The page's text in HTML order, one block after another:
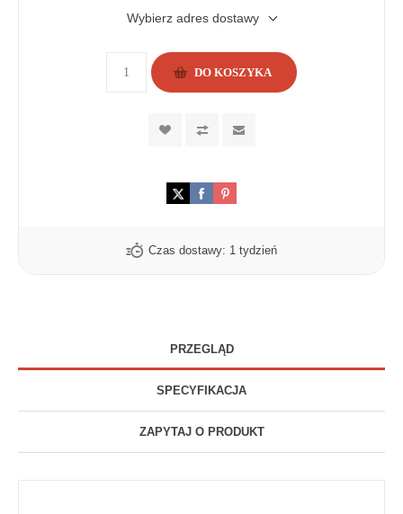
Wybierz adres dostawy
DO KOSZYKA
Czas dostawy: 1 tydzień
PRZEGLĄD
SPECYFIKACJA
ZAPYTAJ O PRODUKT